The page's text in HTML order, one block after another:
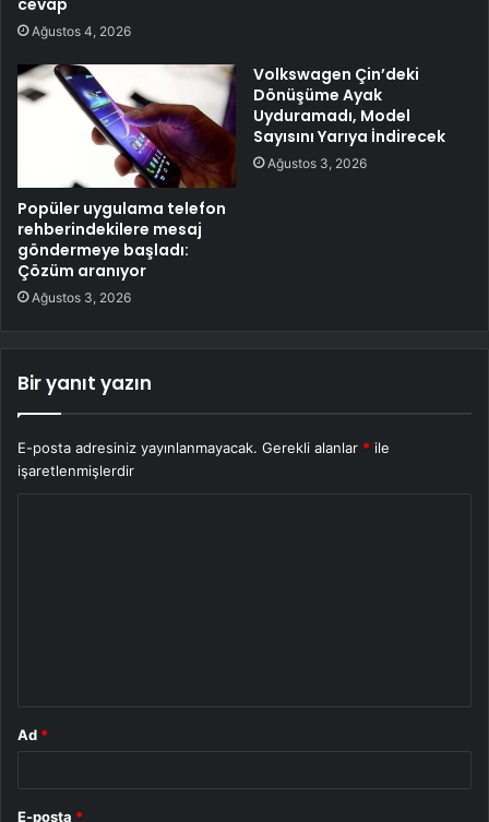
Ağustos 4, 2026
Popüler uygulama telefon
rehberindekilere mesaj
göndermeye başladı:
Çözüm aranıyor
Ağustos 3, 2026
Volkswagen Çin’deki
Dönüşüme Ayak
Uyduramadı, Model
Sayısını Yarıya İndirecek
Ağustos 3, 2026
Bir yanıt yazın
E-posta adresiniz yayınlanmayacak. Gerekli alanlar * ile
işaretlenmişlerdir
Ad *
E-posta *